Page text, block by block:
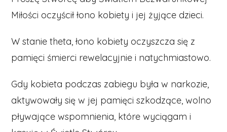
Miłości oczyścił łono kobiety i jej żyjące dzieci.
W stanie theta, łono kobiety oczyszcza się z
pamięci śmierci rewelacyjnie i natychmiastowo.
Gdy kobieta podczas zabiegu była w narkozie,
aktywowały się w jej pamięci szkodzące, wolno
pływające wspomnienia, które wyciągam i